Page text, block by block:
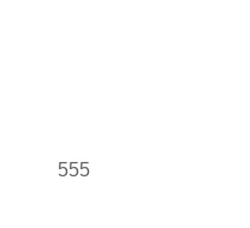
555